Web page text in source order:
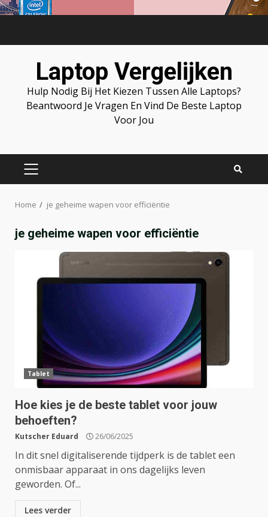
Laptop Vergelijken
Hulp Nodig Bij Het Kiezen Tussen Alle Laptops?
Beantwoord Je Vragen En Vind De Beste Laptop
Voor Jou
PRIMARY
Home je geheime wapen voor efficiëntie
je geheime wapen voor efficiëntie
Tablet
Hoe kies je de beste tablet voor jouw
behoeften?
Kutscher Eduard 26/06/2025
In dit snel digitaliserende tijdperk is de tablet een
onmisbaar apparaat in ons dagelijks leven
geworden. Of...
Lees verder